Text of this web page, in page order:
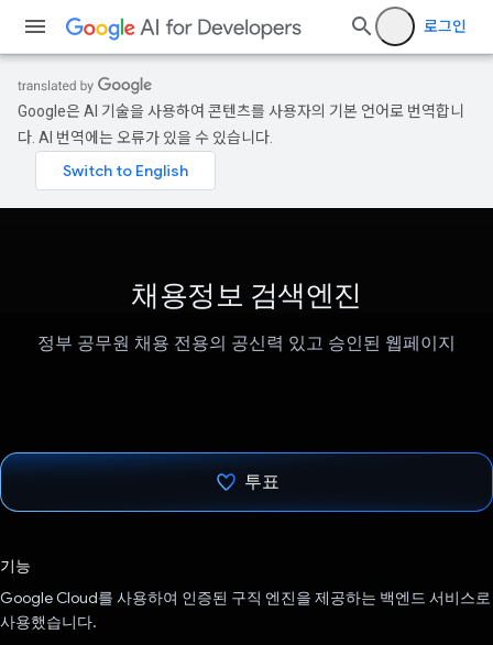
로그인
Google은 AI 기술을 사용하여 콘텐츠를 사용자의 기본 언어로 번역합니
다. AI 번역에는 오류가 있을 수 있습니다.
채용정보 검색엔진
정부 공무원 채용 전용의 공신력 있고 승인된 웹페이지
투표
기능
Google Cloud를 사용하여 인증된 구직 엔진을 제공하는 백엔드 서비스로
사용했습니다.